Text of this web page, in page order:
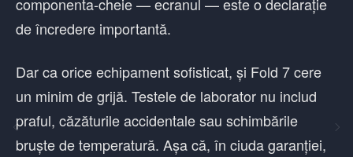
de încredere importantă.
Dar ca orice echipament sofisticat, și Fold 7 cere
un minim de grijă. Testele de laborator nu includ
praful, căzăturile accidentale sau schimbările
bruște de temperatură. Așa că, în ciuda garanției,